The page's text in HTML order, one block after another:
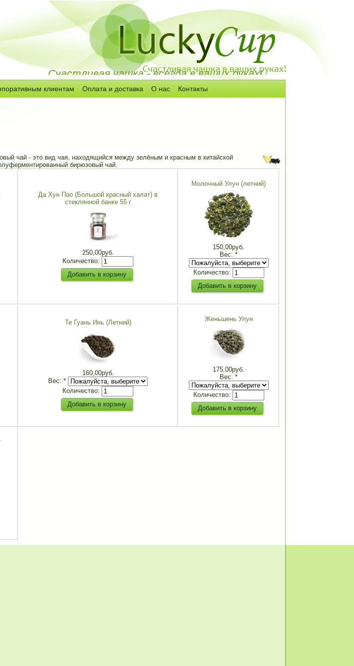
Счастливая чашка - всегда в ваших руках!
клиентам Оплата и доставка О нас Контакты
чай - это вид чая, находящийся между зелёным и красным в китайской
бирюзовый чай.
Да Хун Пао (Большой красный халат) в
стеклянной банке 55 г
250,00руб.
Количество:
Молочный Улун (летний)
150,00руб.
Вес: *
Количество:
Те Гуань Инь (Летний)
160,00руб.
Вес: *
Количество:
Женьшень Улун
175,00руб.
Вес: *
Количество: